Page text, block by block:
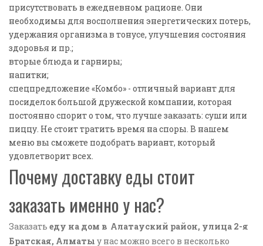
присутствовать в ежедневном рационе. Они
необходимы для восполнения энергетических потерь,
удержания организма в тонусе, улучшения состояния
здоровья и пр.;
вторые блюда и гарниры;
напитки;
спецпредложение «Комбо» - отличный вариант для
посиделок большой дружеской компании, которая
постоянно спорит о том, что лучше заказать: суши или
пиццу. Не стоит тратить время на споры. В нашем
меню вы сможете подобрать вариант, который
удовлетворит всех.
Почему доставку еды стоит
заказать именно у нас?
Заказать еду на дом в Алатауский район, улица 2-я
Братская, Алматы у нас можно всего в несколько